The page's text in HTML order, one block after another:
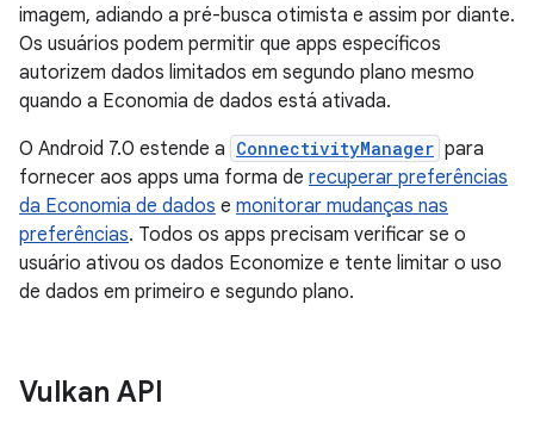
imagem, adiando a pré-busca otimista e assim por diante.
Os usuários podem permitir que apps específicos
autorizem dados limitados em segundo plano mesmo
quando a Economia de dados está ativada.
O Android 7.0 estende a ConnectivityManager para
fornecer aos apps uma forma de recuperar preferências
da Economia de dados e monitorar mudanças nas
preferências. Todos os apps precisam verificar se o
usuário ativou os dados Economize e tente limitar o uso
de dados em primeiro e segundo plano.
Vulkan API